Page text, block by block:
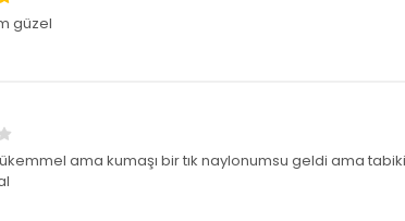
güzel
ama kumaşı bir tık naylonumsu geldi ama